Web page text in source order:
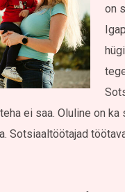
on
ei saa. Oluline on
Sotsiaaltöötajad